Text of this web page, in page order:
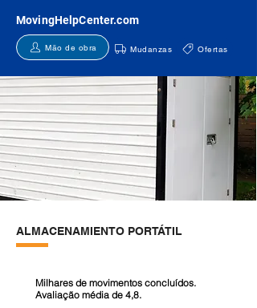
MovingHelpCenter.com
Mão de obra Mudanzas Ofertas
ALMACENAMIENTO PORTÁTIL
Milhares de movimentos concluídos.
Avaliação média de 4,8.